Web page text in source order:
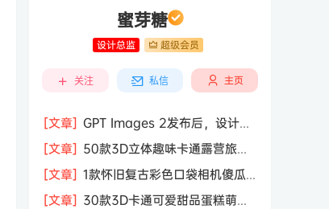
蜜芽糖
设计总监 超级会员
关注 私信 主页
[文章] GPT Images 2发布后，设计行
业的天真的塌了？
[文章] 50款3D立体趣味卡通露营旅行
度假旅游装备插图插画PNG免抠图片素
材图
[文章] 1款怀旧复古彩色口袋相机傻瓜
相机屏幕模型PSD模板样机效果图素材
[文章] 30款3D卡通可爱甜品蛋糕萌趣